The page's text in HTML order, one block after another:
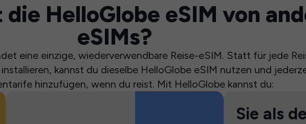
HelloGlobe eSIM von
eSIMs?
eine einzige, wiederverwendbare Reise-eSIM. Statt für jede
kannst du dieselbe HelloGlobe eSIM nutzen und
hinzufügen, wenn du reist. Mit HelloGlobe kannst du:
Sie als